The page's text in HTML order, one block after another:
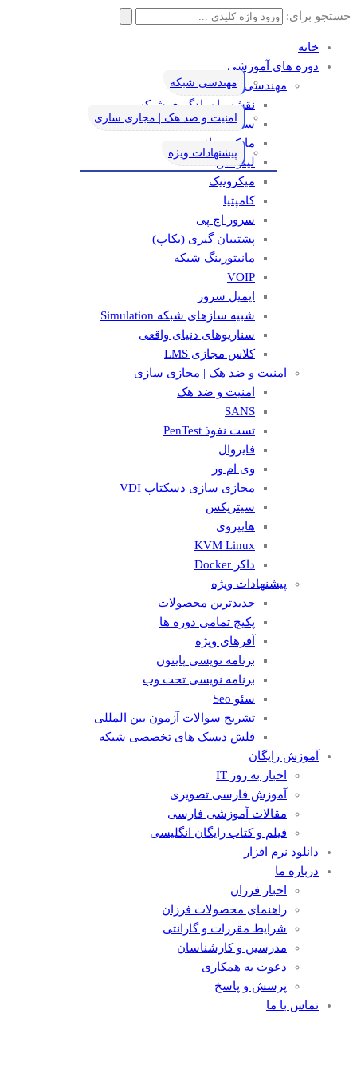
جستجو برای:
خانه
دوره های آموزشی
مهندسی شبکه
نقشه راه یادگیری شبکه
سیسکو
مایکروسافت
لینوکس
میکروتیک
کامپتیا
سرور اچ پی
پشتیبان گیری (بکاپ)
مانيتورينگ شبکه
VOIP
ایمیل سرور
شبیه سازهای شبکه Simulation
سناریوهای دنیای واقعی
کلاس مجازی LMS
امنیت و ضد هک | مجازی سازی
امنیت و ضد هک
SANS
تست نفوذ PenTest
فایروال
وی ام ور
مجازی سازی دسکتاپ VDI
سیتریکس
هایپروی
KVM Linux
داکر Docker
پیشنهادات ویژه
جدیدترین محصولات
پکیچ تمامی دوره ها
آفرهای ویژه
برنامه نویسی پایتون
برنامه نویسی تحت وب
سئو Seo
تشریح سوالات آزمون بین المللی
فلش دیسک های تخصصی شبکه
آموزش رایگان
اخبار به روز IT
آموزش فارسی تصویری
مقالات آموزشی فارسی
فیلم و کتاب رایگان انگلیسی
دانلود نرم افزار
درباره ما
اخبار فرزان
راهنمای محصولات فرزان
شرایط مقررات و گارانتی
مدرسین و کارشناسان
دعوت به همکاری
پرسش و پاسخ
تماس با ما
مهندسی شبکه
امنیت و ضد هک | مجازی سازی
پیشنهادات ویژه